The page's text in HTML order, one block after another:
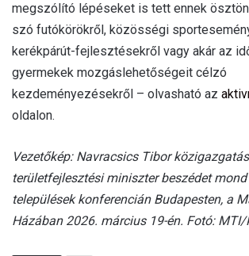
megszólító lépéseket is tett ennek
szó futókörökről, közösségi
kerékpárút-fejlesztésekről vagy akár az
gyermekek mozgáslehetőségeit célzó
kezdeményezésekről – olvasható az
oldalon.
Vezetőkép: Navracsics Tibor
területfejlesztési miniszter beszédet
települések konferencián Budapesten, a
Házában 2026. március 19-én. Fotó: